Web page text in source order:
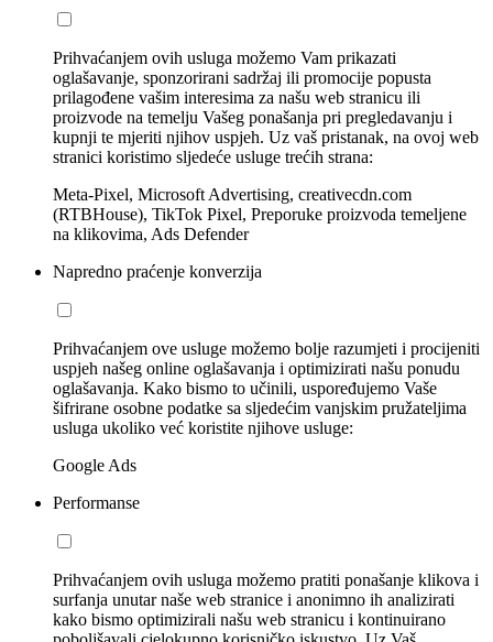
Prihvaćanjem ovih usluga možemo Vam prikazati
oglašavanje, sponzorirani sadržaj ili promocije popusta
prilagođene vašim interesima za našu web stranicu ili
proizvode na temelju Vašeg ponašanja pri pregledavanju i
kupnji te mjeriti njihov uspjeh. Uz vaš pristanak, na ovoj web
stranici koristimo sljedeće usluge trećih strana:
Meta-Pixel, Microsoft Advertising, creativecdn.com
(RTBHouse), TikTok Pixel, Preporuke proizvoda temeljene
na klikovima, Ads Defender
Napredno praćenje konverzija
Prihvaćanjem ove usluge možemo bolje razumjeti i procijeniti
uspjeh našeg online oglašavanja i optimizirati našu ponudu
oglašavanja. Kako bismo to učinili, uspoređujemo Vaše
šifrirane osobne podatke sa sljedećim vanjskim pružateljima
usluga ukoliko već koristite njihove usluge:
Google Ads
Performanse
Prihvaćanjem ovih usluga možemo pratiti ponašanje klikova i
surfanja unutar naše web stranice i anonimno ih analizirati
kako bismo optimizirali našu web stranicu i kontinuirano